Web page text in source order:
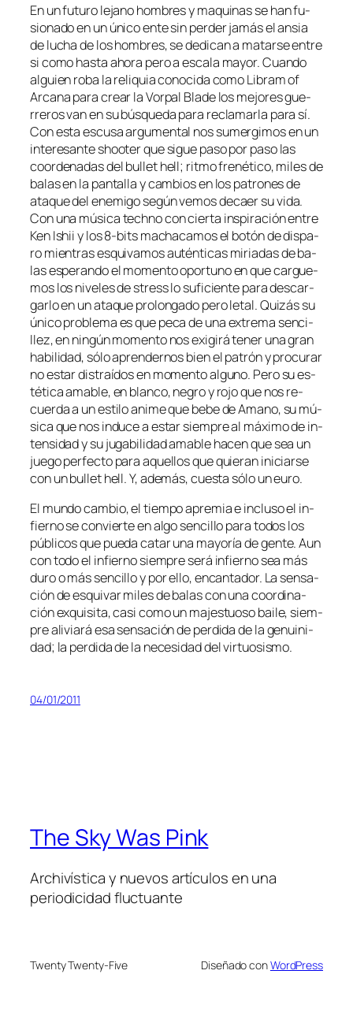
En un fu­tu­ro le­jano hom­bres y ma­qui­nas se han fu­
sio­na­do en un úni­co en­te sin per­der ja­más el an­sia
de lu­cha de los hom­bres, se de­di­can a ma­tar­se en­tre
si co­mo has­ta aho­ra pe­ro a es­ca­la ma­yor. Cuando
al­guien ro­ba la re­li­quia co­no­ci­da co­mo Libram of
Arcana pa­ra crear la Vorpal Blade los me­jo­res gue­
rre­ros van en su bús­que­da pa­ra re­cla­mar­la pa­ra sí.
Con es­ta es­cu­sa ar­gu­men­tal nos su­mer­gi­mos en un
in­tere­san­te shoo­ter que si­gue pa­so por pa­so las
coor­de­na­das del bu­llet hell; rit­mo fre­né­ti­co, mi­les de
ba­las en la pan­ta­lla y cam­bios en los pa­tro­nes de
ata­que del enemi­go se­gún ve­mos de­caer su vi­da.
Con una mú­si­ca techno con cier­ta ins­pi­ra­ción en­tre
Ken Ishii y los 8‑bits ma­cha­ca­mos el bo­tón de dis­pa­
ro mien­tras es­qui­va­mos au­tén­ti­cas mi­ria­das de ba­
las es­pe­ran­do el mo­men­to opor­tuno en que car­gue­
mos los ni­ve­les de stress lo su­fi­cien­te pa­ra des­car­
gar­lo en un ata­que pro­lon­ga­do pe­ro le­tal. Quizás su
úni­co pro­ble­ma es que pe­ca de una ex­tre­ma sen­ci­
llez, en nin­gún mo­men­to nos exi­gi­rá te­ner una gran
ha­bi­li­dad, só­lo apren­der­nos bien el pa­trón y pro­cu­rar
no es­tar dis­traí­dos en mo­men­to al­guno. Pero su es­
té­ti­ca ama­ble, en blan­co, ne­gro y ro­jo que nos re­
cuer­da a un es­ti­lo ani­me que be­be de Amano, su mú­
si­ca que nos in­du­ce a es­tar siem­pre al má­xi­mo de in­
ten­si­dad y su ju­ga­bi­li­dad ama­ble ha­cen que sea un
jue­go per­fec­to pa­ra aque­llos que quie­ran ini­ciar­se
con un bu­llet hell. Y, ade­más, cues­ta só­lo un euro.
El mun­do cam­bio, el tiem­po apre­mia e in­clu­so el in­
fierno se con­vier­te en al­go sen­ci­llo pa­ra to­dos los
pú­bli­cos que pue­da ca­tar una ma­yo­ría de gen­te. Aun
con to­do el in­fierno siem­pre se­rá in­fierno sea más
du­ro o más sen­ci­llo y por ello, en­can­ta­dor. La sen­sa­
ción de es­qui­var mi­les de ba­las con una coor­di­na­
ción ex­qui­si­ta, ca­si co­mo un ma­jes­tuo­so bai­le, siem­
pre ali­via­rá esa sen­sa­ción de per­di­da de la ge­nui­ni­
dad; la per­di­da de la ne­ce­si­dad del virtuosismo.
04/01/2011
The Sky Was Pink
Archivística y nuevos artículos en una
periodicidad fluctuante
Twenty Twenty-Five Diseñado conWordPress